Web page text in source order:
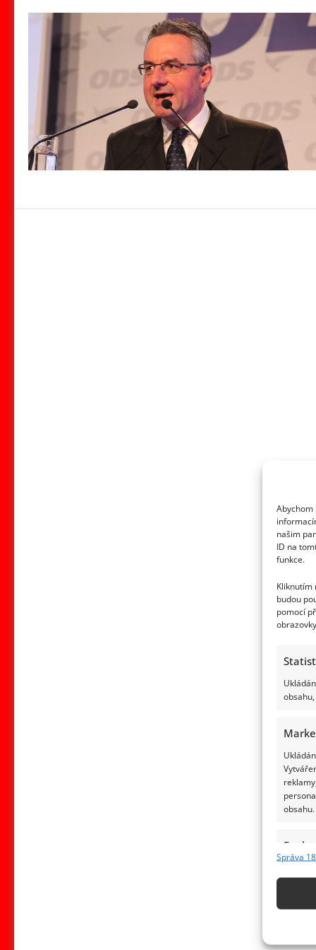
Abychom
našim
ID na
funkce.
Kliknutím
budou
pomocí
obsahu.
Funkce
Správa